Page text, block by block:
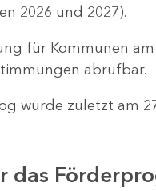
2026 und 2027).
für Kommunen
abrufbar.
wurde zuletzt am
das